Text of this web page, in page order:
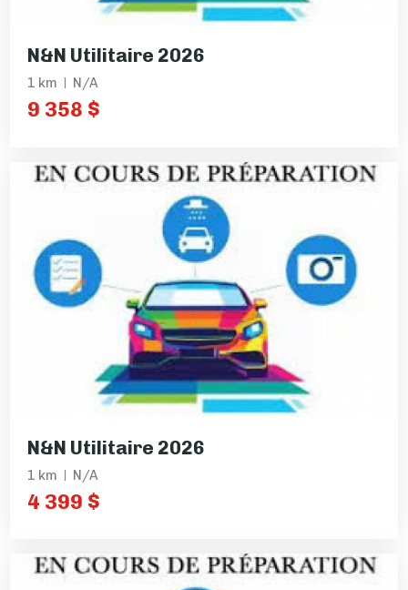
N&N Utilitaire 2026
1 km N/A
9 358 $
N&N Utilitaire 2026
1 km N/A
4 399 $